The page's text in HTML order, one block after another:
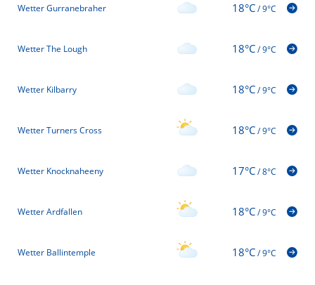
Wetter Gurranebraher 18°C/9°C
Wetter The Lough 18°C/9°C
Wetter Kilbarry 18°C/9°C
Wetter Turners Cross 18°C/9°C
Wetter Knocknaheeny 17°C/8°C
Wetter Ardfallen 18°C/9°C
Wetter Ballintemple 18°C/9°C